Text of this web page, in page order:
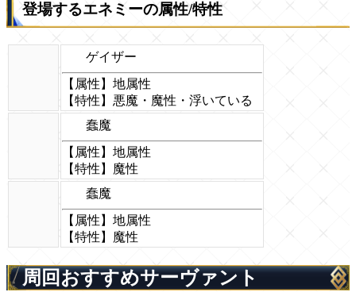
登場するエネミーの属性/特性
ゲイザー
【属性】地属性
【特性】悪魔・魔性・浮いている
蠢魔
【属性】地属性
【特性】魔性
蠢魔
【属性】地属性
【特性】魔性
周回おすすめサーヴァント